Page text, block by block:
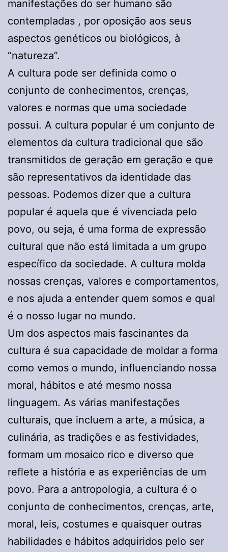
manifestações do ser humano são
contempladas , por oposição aos seus
aspectos genéticos ou biológicos, à
“natureza”.
A cultura pode ser definida como o
conjunto de conhecimentos, crenças,
valores e normas que uma sociedade
possui. A cultura popular é um conjunto de
elementos da cultura tradicional que são
transmitidos de geração em geração e que
são representativos da identidade das
pessoas. Podemos dizer que a cultura
popular é aquela que é vivenciada pelo
povo, ou seja, é uma forma de expressão
cultural que não está limitada a um grupo
específico da sociedade. A cultura molda
nossas crenças, valores e comportamentos,
e nos ajuda a entender quem somos e qual
é o nosso lugar no mundo.
Um dos aspectos mais fascinantes da
cultura é sua capacidade de moldar a forma
como vemos o mundo, influenciando nossa
moral, hábitos e até mesmo nossa
linguagem. As várias manifestações
culturais, que incluem a arte, a música, a
culinária, as tradições e as festividades,
formam um mosaico rico e diverso que
reflete a história e as experiências de um
povo. Para a antropologia, a cultura é o
conjunto de conhecimentos, crenças, arte,
moral, leis, costumes e quaisquer outras
habilidades e hábitos adquiridos pelo ser